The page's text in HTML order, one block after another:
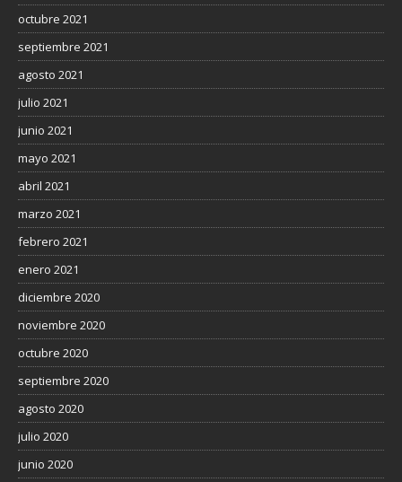
octubre 2021
septiembre 2021
agosto 2021
julio 2021
junio 2021
mayo 2021
abril 2021
marzo 2021
febrero 2021
enero 2021
diciembre 2020
noviembre 2020
octubre 2020
septiembre 2020
agosto 2020
julio 2020
junio 2020